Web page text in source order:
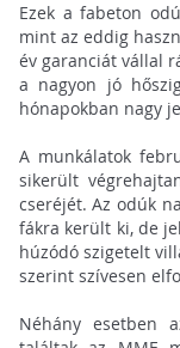
Ezek a fabeton
mint az eddig
év garanciát vállal
a nagyon jó
hónapokban nagy
A munkálatok
sikerült
cseréjét. Az odúk
fákra került ki, de
húzódó szigetelt
szerint szívesen
Néhány esetben